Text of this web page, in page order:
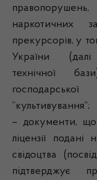
наркотичних
прекурсорів, у
України (далі
технічної
“культивування”;
– документи,
ліцензії
свідоцтва
підтверджує